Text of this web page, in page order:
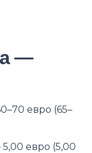
—
евро (65–
евро (5,00